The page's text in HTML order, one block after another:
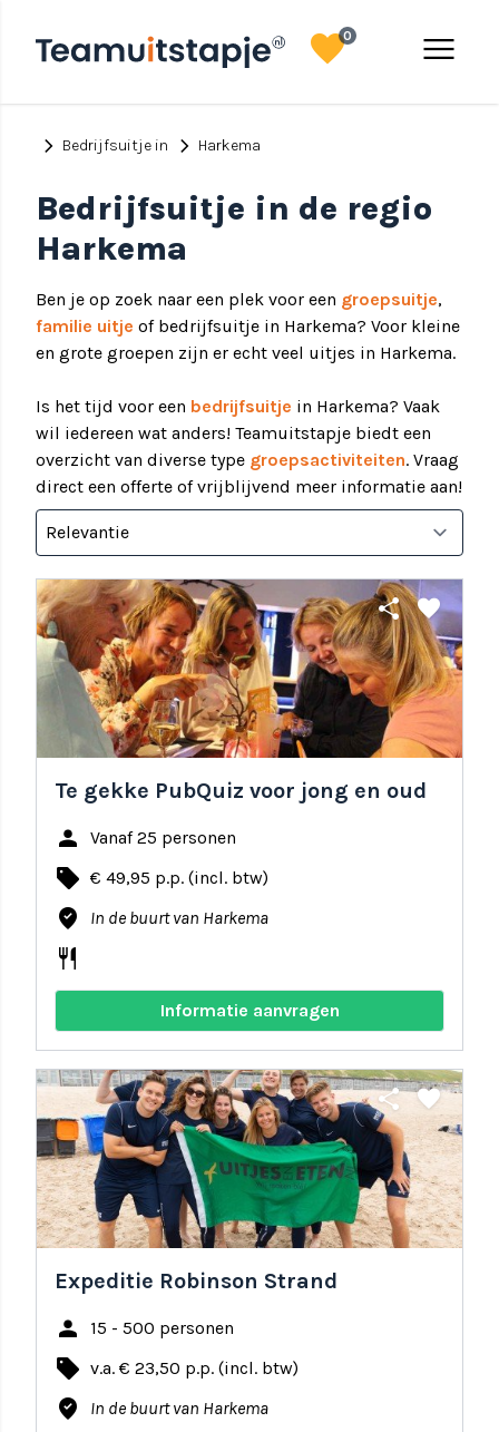
menu
favorite0
chevron_right Bedrijfsuitje in chevron_right Harkema
Bedrijfsuitje in de regio
Harkema
Ben je op zoek naar een plek voor een groepsuitje,
familie uitje of bedrijfsuitje in Harkema? Voor kleine
en grote groepen zijn er echt veel uitjes in Harkema.
Is het tijd voor een bedrijfsuitje in Harkema? Vaak
wil iedereen wat anders! Teamuitstapje biedt een
overzicht van diverse type groepsactiviteiten. Vraag
direct een offerte of vrijblijvend meer informatie aan!
share favorite
Te gekke PubQuiz voor jong en oud
person Vanaf 25 personen
local_offer € 49,95 p.p. (incl. btw)
where_to_vote In de buurt van Harkema
restaurant
Informatie aanvragen
share favorite
Expeditie Robinson Strand
person 15 - 500 personen
local_offer v.a. € 23,50 p.p. (incl. btw)
where_to_vote In de buurt van Harkema